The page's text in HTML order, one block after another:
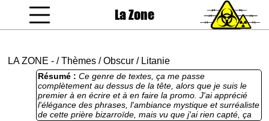
La Zone
LA ZONE - /Thèmes /Obscur / Litanie
Résumé : Ce genre de textes, ça me passe
complètement au dessus de la tête, alors que je suis le
premier à en écrire et à en faire la promo. J'ai apprécié
l'élégance des phrases, l'ambiance mystique et surréaliste
de cette prière bizarroïde, mais vu que j'ai rien capté, ça